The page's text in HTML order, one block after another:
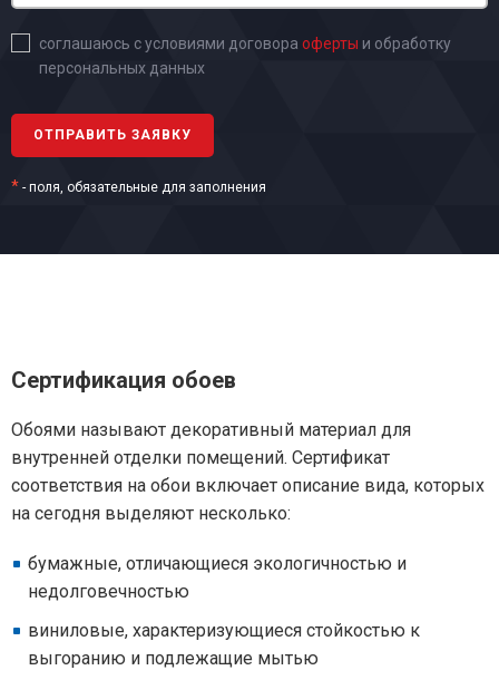
соглашаюсь с условиями договора оферты и обработку
персональных данных
* - поля, обязательные для заполнения
Сертификация обоев
Обоями называют декоративный материал для
внутренней отделки помещений. Сертификат
соответствия на обои включает описание вида, которых
на сегодня выделяют несколько:
бумажные, отличающиеся экологичностью и
недолговечностью
виниловые, характеризующиеся стойкостью к
выгоранию и подлежащие мытью